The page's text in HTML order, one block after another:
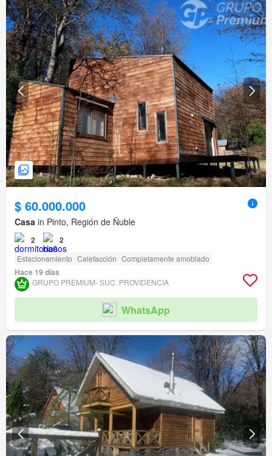
$ 60.000.000
Casa in Pinto, Región de Ñuble
2 2
Estacionamiento Calefacción Completamente amoblado
Hace 19 días
GRUPO PREMIUM- SUC. PROVIDENCIA
WhatsApp